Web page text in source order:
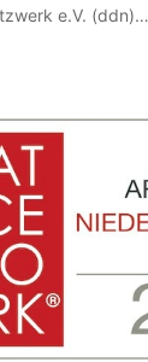
e.V. (ddn)…